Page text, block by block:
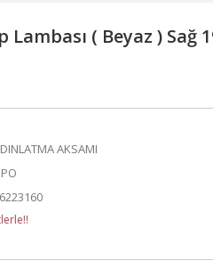
( Beyaz ) Sağ
AKSAMI